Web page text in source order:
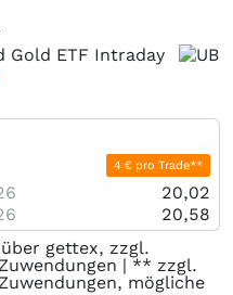
4 € pro Trade**
20,02
20,58
gettex, zzgl.
| ** zzgl.
mögliche